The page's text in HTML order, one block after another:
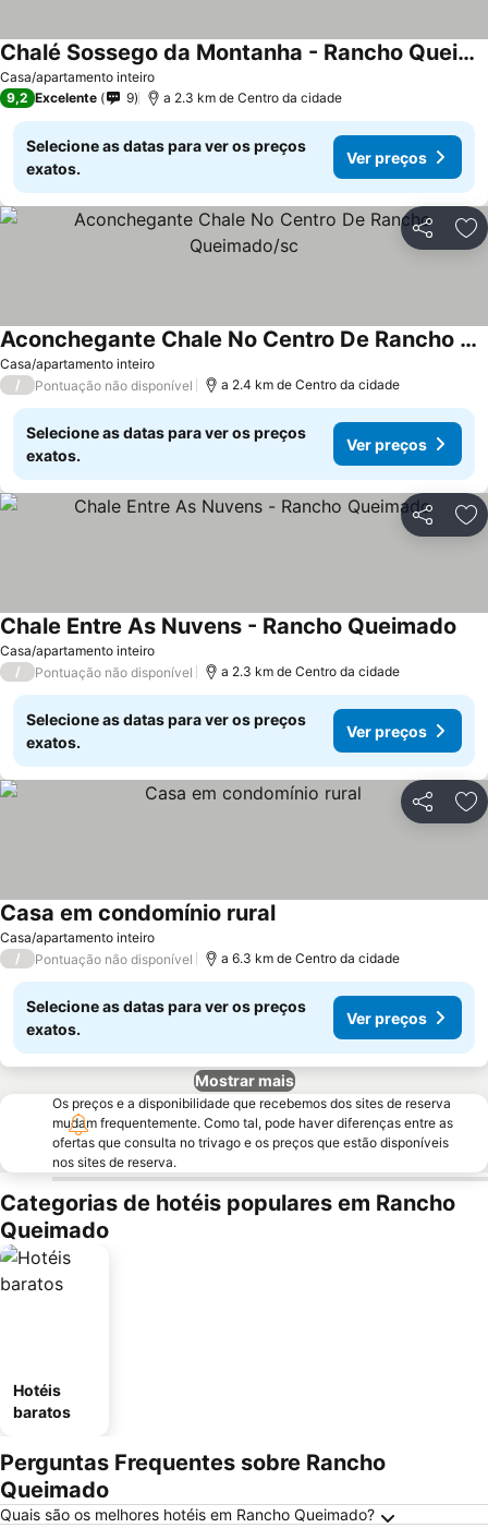
Casa/apartamento inteiro
Chalé Sossego da Montanha - Rancho Queimado
9,2 Excelente 9 a 2.3 km de Centro da cidade
Selecione as datas para ver os preços
exatos.
Ver preços
Partilhar
Casa/apartamento inteiro
Aconchegante Chale No Centro De Rancho Queimado/sc
/ Pontuação não disponível a 2.4 km de Centro da cidade
Selecione as datas para ver os preços
exatos.
Ver preços
Partilhar
Casa/apartamento inteiro
Chale Entre As Nuvens - Rancho Queimado
/ Pontuação não disponível a 2.3 km de Centro da cidade
Selecione as datas para ver os preços
exatos.
Ver preços
Partilhar
Casa/apartamento inteiro
Casa em condomínio rural
/ Pontuação não disponível a 6.3 km de Centro da cidade
Selecione as datas para ver os preços
exatos.
Ver preços
Mostrar mais
Os preços e a disponibilidade que recebemos dos sites de reserva
mudam frequentemente. Como tal, pode haver diferenças entre as
ofertas que consulta no trivago e os preços que estão disponíveis
nos sites de reserva.
Categorias de hotéis populares em Rancho
Queimado
Hotéis
baratos
Perguntas Frequentes sobre Rancho
Queimado
Quais são os melhores hotéis em Rancho Queimado?